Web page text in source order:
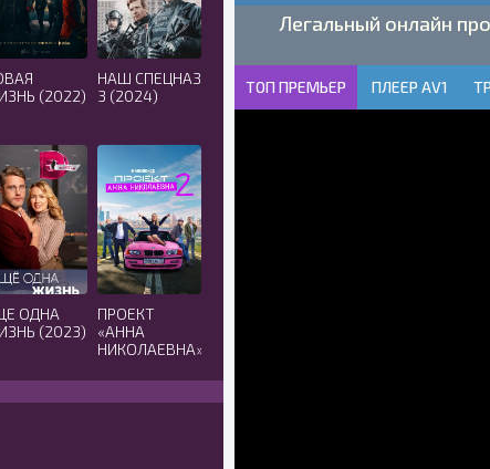
Легальный онлайн
ТОП ПРЕМЬЕР ПЛЕЕР AV1
(2022)
НАШ СПЕЦНАЗ
3 (2024)
ОДНА
(2023)
ПРОЕКТ
«АННА
НИКОЛАЕВНА»
(2021)